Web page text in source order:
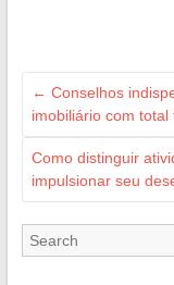
← Conselhos
imobiliário com total
Como distinguir
impulsionar seu